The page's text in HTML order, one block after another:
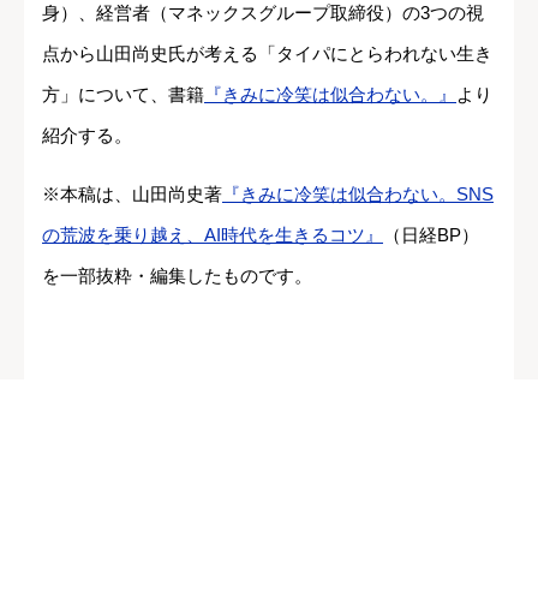
身）、経営者（マネックスグループ取締役）の3つの視
点から山田尚史氏が考える「タイパにとらわれない生き
方」について、書籍 『きみに冷笑は似合わない。』
より
紹介する。
※本稿は、山田尚史著 『きみに冷笑は似合わない。SNS
の荒波を乗り越え、AI時代を生きるコツ』
（日経BP）
を一部抜粋・編集したものです。